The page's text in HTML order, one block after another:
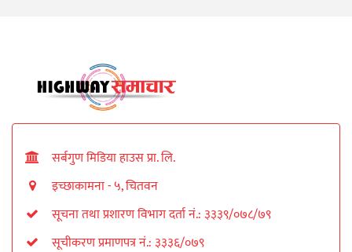
सर्बगुण मिडिया हाउस प्रा. लि.
इच्छाकामना - ५, चितवन
सूचना तथा प्रशारण विभाग दर्ता नं.: ३३३९/०७८/७९
सूचीकरण प्रमाणपत्र नं.: ३३३६/०७९